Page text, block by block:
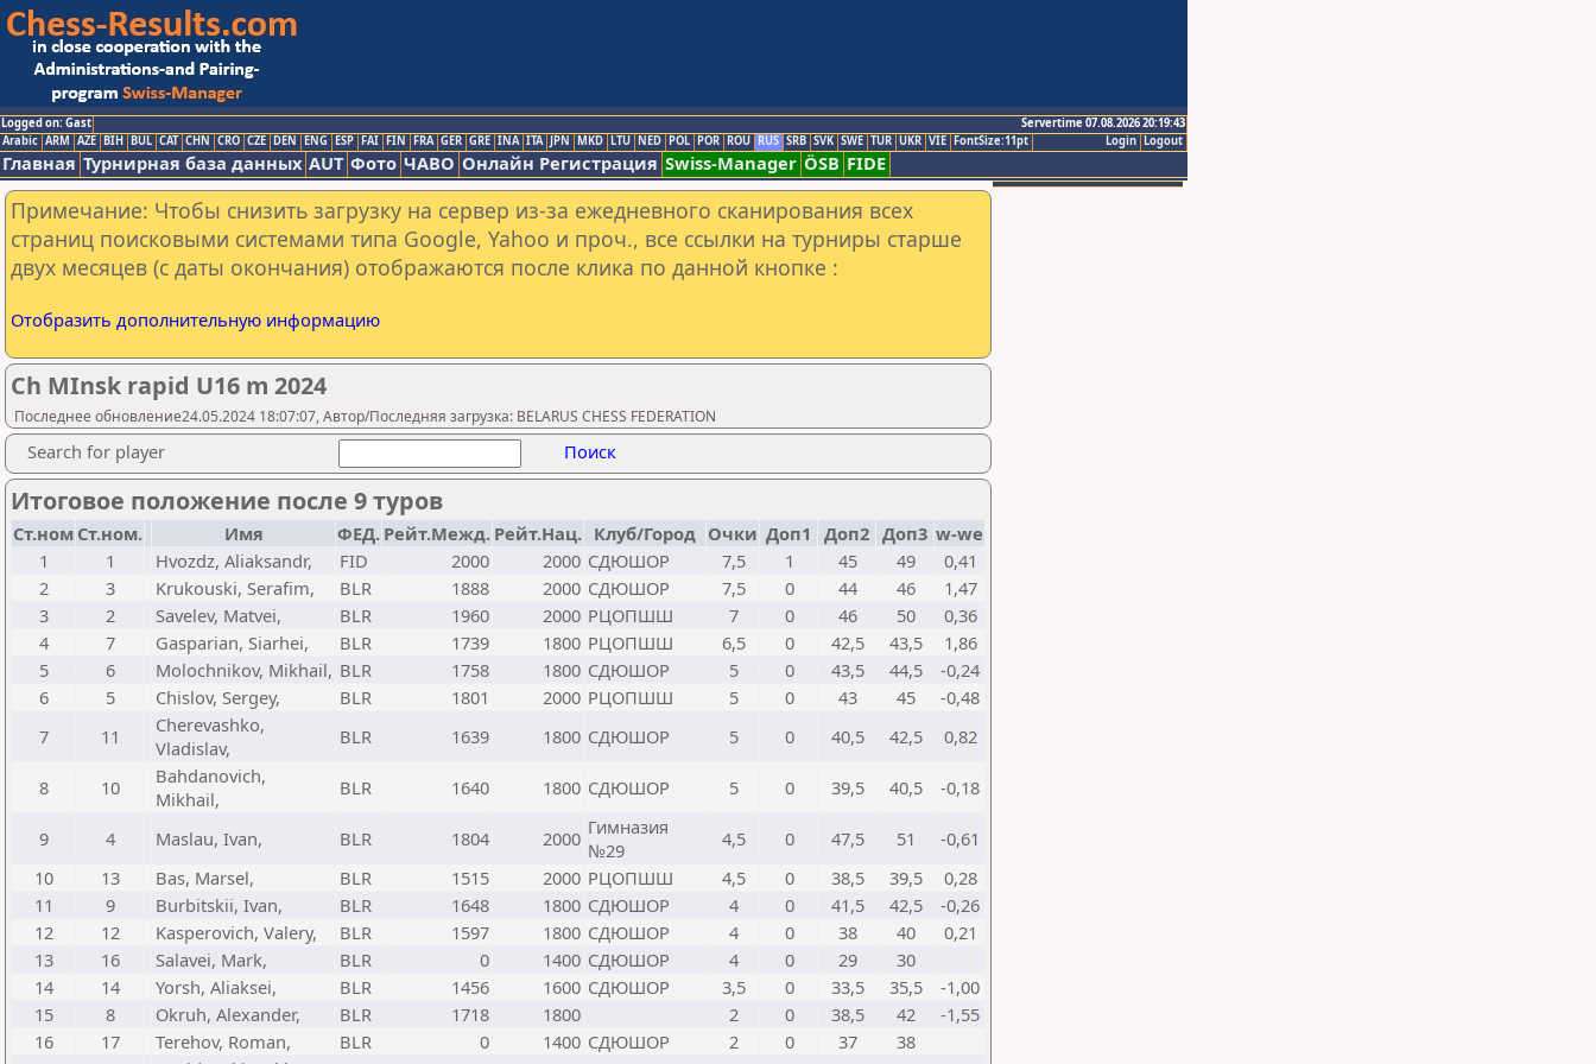
Logged on: Gast
Servertime 07.08.2026 20:19:43
Logout
Login
Arabic ARM AZE BIH BUL CAT CHN CRO CZE DEN ENG ESP FAI FIN FRA GER GRE INA ITA JPN MKD LTU NED POL POR ROU RUS SRB SVK SWE TUR UKR VIE FontSize:11pt
Главная Турнирная база данных AUT Фото ЧАВО Онлайн Регистрация Swiss-Manager ÖSB FIDE
Примечание: Чтобы снизить загрузку на сервер из-за ежедневного сканирования всех
страниц поисковыми системами типа Google, Yahoo и проч., все ссылки на турниры старше
двух месяцев (с даты окончания) отображаются после клика по данной кнопке :
Отобразить дополнительную информацию
Ch MInsk rapid U16 m 2024
Последнее обновление24.05.2024 18:07:07, Автор/Последняя загрузка: BELARUS CHESS FEDERATION
Search for player Поиск
Итоговое положение после 9 туров
Ст.ном Ст.ном. Имя ФЕД. Рейт.Межд. Рейт.Нац. Клуб/Город Очки Доп1 Доп2 Доп3 w-we
1
1 Hvozdz, Aliaksandr, FID 2000 2000 СДЮШОР 7,5 1 45 49
0,41
2
3 Krukouski, Serafim, BLR 1888 2000 СДЮШОР 7,5 0 44 46
1,47
3
2 Savelev, Matvei, BLR 1960 2000 РЦОПШШ 7 0 46 50
0,36
4
7 Gasparian, Siarhei, BLR 1739 1800 РЦОПШШ 6,5 0 42,5 43,5
1,86
5
6 Molochnikov, Mikhail, BLR 1758 1800 СДЮШОР 5 0 43,5 44,5
-0,24
6
5 Chislov, Sergey, BLR 1801 2000 РЦОПШШ 5 0 43 45
-0,48
7
11
Cherevashko,
Vladislav,
BLR 1639 1800 СДЮШОР 5 0 40,5 42,5 0,82
8 10
Bahdanovich,
Mikhail,
BLR 1640 1800 СДЮШОР 5 0 39,5 40,5 -0,18
9 4 Maslau, Ivan, BLR 1804 2000 Гимназия
№29
4,5 0 47,5 51
-0,61
10
13 Bas, Marsel, BLR 1515 2000 РЦОПШШ 4,5 0 38,5 39,5
0,28
11
9 Burbitskii, Ivan, BLR 1648 1800 СДЮШОР 4 0 41,5 42,5
-0,26
12
12 Kasperovich, Valery, BLR 1597 1800 СДЮШОР 4 0 38 40
0,21
13
16 Salavei, Mark, BLR 0 1400 СДЮШОР 4 0 29
30
14
14 Yorsh, Aliaksei, BLR 1456 1600 СДЮШОР 3,5 0 33,5 35,5
-1,00
15
8 Okruh, Alexander, BLR 1718 1800 2 0 38,5 42
-1,55
16
17 Terehov, Roman, BLR 0 1400 СДЮШОР 2 0 37
38